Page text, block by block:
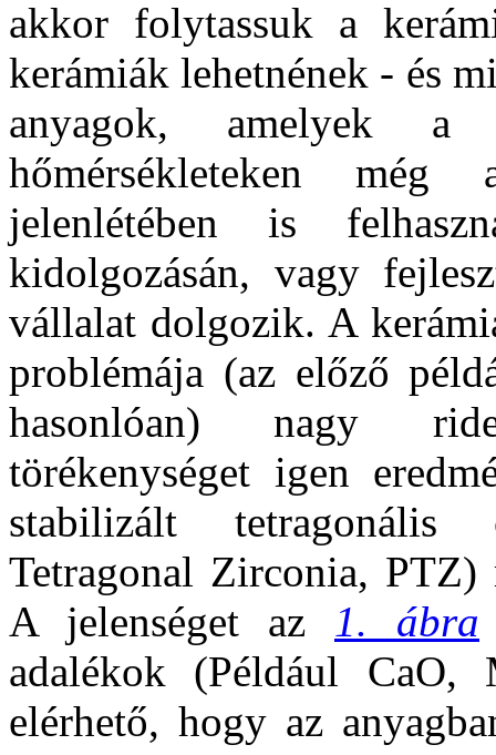
akkor folytassuk a
kerámiák lehetnének - és
anyagok, amelyek a
hőmérsékleteken még
jelenlétében is
kidolgozásán, vagy
vállalat dolgozik. A
problémája (az előző
hasonlóan) nagy
törékenységet igen
stabilizált tetragonális
Tetragonal Zirconia, PTZ)
A jelenséget az 1. ábra
adalékok (Például CaO,
elérhető, hogy az